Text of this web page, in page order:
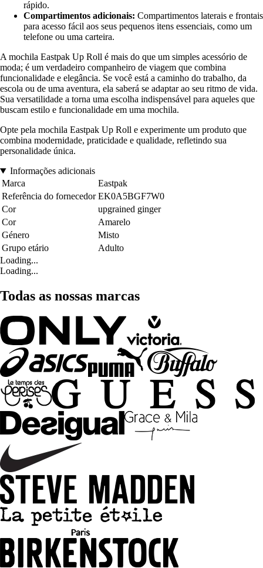
rápido.
Compartimentos adicionais: Compartimentos laterais e frontais
para acesso fácil aos seus pequenos itens essenciais, como um
telefone ou uma carteira.
A mochila Eastpak Up Roll é mais do que um simples acessório de
moda; é um verdadeiro companheiro de viagem que combina
funcionalidade e elegância. Se você está a caminho do trabalho, da
escola ou de uma aventura, ela saberá se adaptar ao seu ritmo de vida.
Sua versatilidade a torna uma escolha indispensável para aqueles que
buscam estilo e funcionalidade em uma mochila.
Opte pela mochila Eastpak Up Roll e experimente um produto que
combina modernidade, praticidade e qualidade, refletindo sua
personalidade única.
Informações adicionais
Marca
Eastpak
Referência do fornecedor EK0A5BGF7W0
Cor
upgrained ginger
Cor
Amarelo
Género
Misto
Grupo etário
Adulto
Loading...
Loading...
Todas as nossas marcas